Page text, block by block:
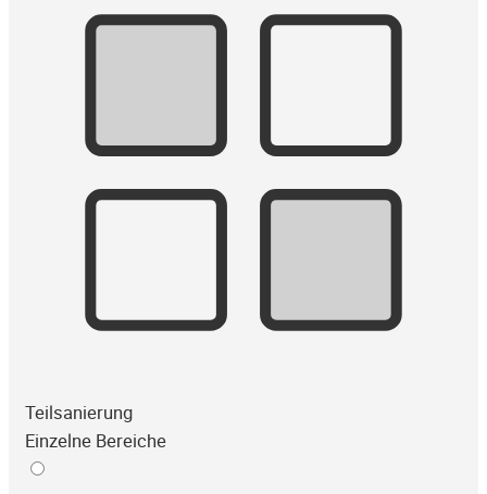
Teilsanierung
Einzelne Bereiche